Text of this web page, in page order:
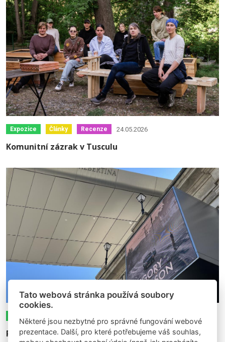
Expozice Články Recenze 24.05.2026
Komunitní zázrak v Tusculu
Príbehy zamrznuté v kompozíciách každodennosti
Tato webová stránka používá soubory
cookies.
Některé jsou nezbytné pro správné fungování webové
prezentace. Další, pro které potřebujeme váš souhlas,